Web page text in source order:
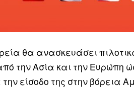
θα ανασκευάσει
την Ασία και την Ευρώπη
την είσοδο της στην βόρεια